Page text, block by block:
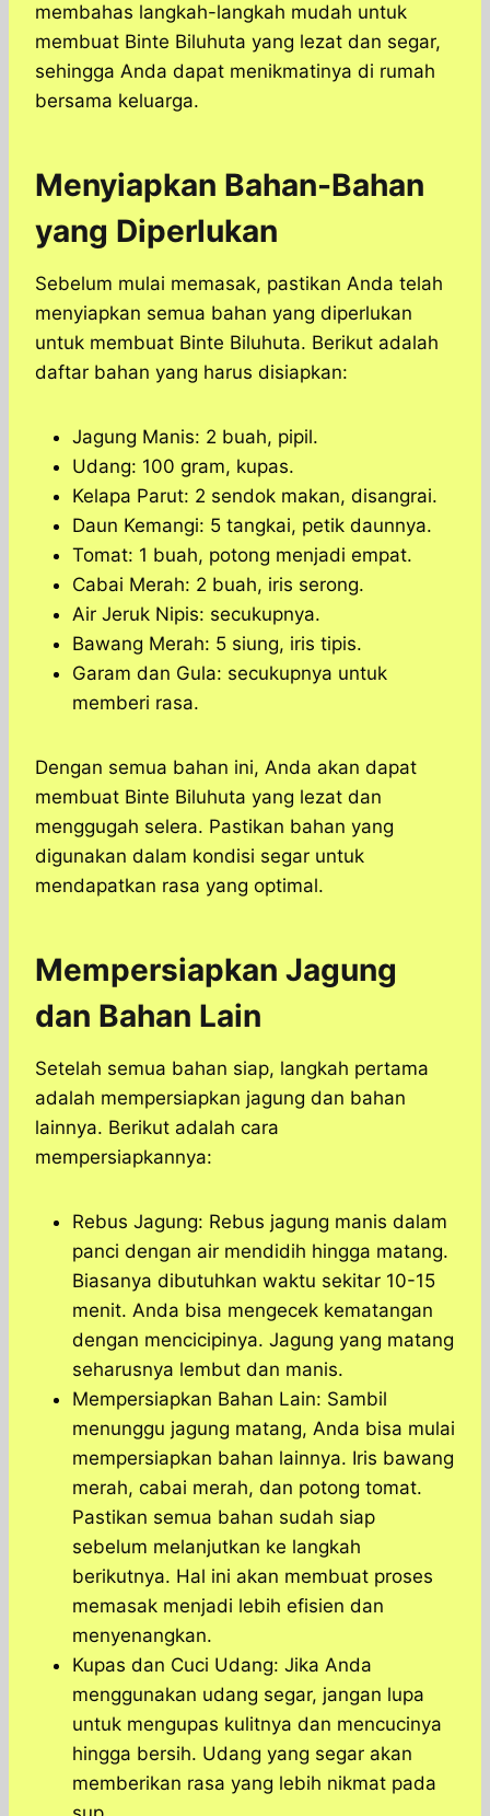
membahas langkah-langkah mudah untuk
membuat Binte Biluhuta yang lezat dan segar,
sehingga Anda dapat menikmatinya di rumah
bersama keluarga.​
Menyiapkan Bahan-Bahan
yang Diperlukan
Sebelum mulai memasak, pastikan Anda telah
menyiapkan semua bahan yang diperlukan
untuk membuat Binte Biluhuta. Berikut adalah
daftar bahan yang harus disiapkan:
Jagung Manis: 2 buah, pipil.
Udang: 100 gram, kupas.
Kelapa Parut: 2 sendok makan, disangrai.
Daun Kemangi: 5 tangkai, petik daunnya.
Tomat: 1 buah, potong menjadi empat.
Cabai Merah: 2 buah, iris serong.
Air Jeruk Nipis: secukupnya.
Bawang Merah: 5 siung, iris tipis.
Garam dan Gula: secukupnya untuk
memberi rasa.
Dengan semua bahan ini, Anda akan dapat
membuat Binte Biluhuta yang lezat dan
menggugah selera. Pastikan bahan yang
digunakan dalam kondisi segar untuk
mendapatkan rasa yang optimal.
Mempersiapkan Jagung
dan Bahan Lain
Setelah semua bahan siap, langkah pertama
adalah mempersiapkan jagung dan bahan
lainnya. Berikut adalah cara
mempersiapkannya:
Rebus Jagung: Rebus jagung manis dalam
panci dengan air mendidih hingga matang.
Biasanya dibutuhkan waktu sekitar 10-15
menit. Anda bisa mengecek kematangan
dengan mencicipinya. Jagung yang matang
seharusnya lembut dan manis.
Mempersiapkan Bahan Lain: Sambil
menunggu jagung matang, Anda bisa mulai
mempersiapkan bahan lainnya. Iris bawang
merah, cabai merah, dan potong tomat.
Pastikan semua bahan sudah siap
sebelum melanjutkan ke langkah
berikutnya. Hal ini akan membuat proses
memasak menjadi lebih efisien dan
menyenangkan.
Kupas dan Cuci Udang: Jika Anda
menggunakan udang segar, jangan lupa
untuk mengupas kulitnya dan mencucinya
hingga bersih. Udang yang segar akan
memberikan rasa yang lebih nikmat pada